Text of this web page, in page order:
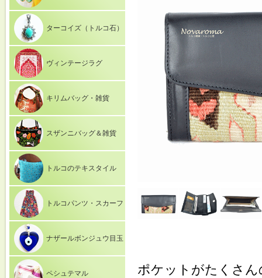
ターコイズ（トルコ石）
ヴィンテージラグ
キリムバッグ・雑貨
スザンニバッグ＆雑貨
トルコのテキスタイル
トルコパンツ・スカーフ
ナザールボンジュウ目玉
ペシュテマル ポケットがたくさ